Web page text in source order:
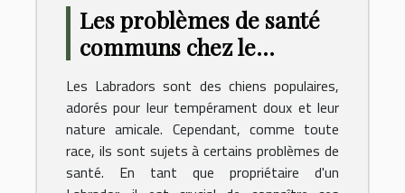
Les problèmes de santé
communs chez le
soins
Les Labradors sont des chiens populaires,
adorés pour leur tempérament doux et leur
nature amicale. Cependant, comme toute
race, ils sont sujets à certains problèmes de
santé. En tant que propriétaire d'un